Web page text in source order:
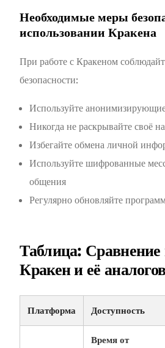
Необходимые меры
использовании Кракена
При работе с Кракеном
безопасности:
Используйте
Никогда не раскрывайте своё
Избегайте обмена личной
Используйте шифрованные
общения
Регулярно обновляйте
Таблица:
Кракен и её
Платформа Доступность
Время от